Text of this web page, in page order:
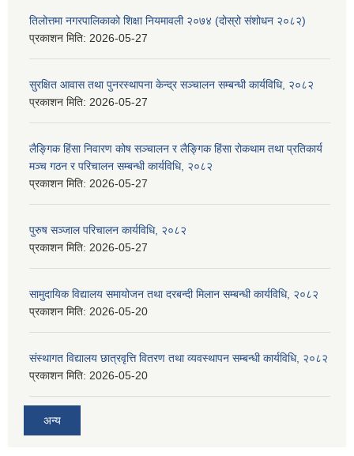
तिलोत्तमा नगरपालिकाको शिक्षा नियमावली २०७४ (दोस्रो संशोधन २०८२)
प्रकाशन मिति: 2026-05-27
सुरक्षित आवास तथा पुनरस्थापना केन्द्र सञ्चालन सम्बन्धी कार्यविधि, २०८२
प्रकाशन मिति: 2026-05-27
लैङ्गिक हिंसा निवारण कोष सञ्चालन र लैङ्गिक हिंसा रोकथाम तथा प्रतिकार्य
मञ्च गठन र परिचालन सम्बन्धी कार्यविधि, २०८२
प्रकाशन मिति: 2026-05-27
पुरुष सञ्जाल परिचालन कार्यविधि, २०८२
प्रकाशन मिति: 2026-05-27
सामुदायिक विद्यालय समायोजन तथा दरबन्दी मिलान सम्बन्धी कार्यविधि, २०८२
प्रकाशन मिति: 2026-05-20
संस्थागत विद्यालय छात्रवृत्ति वितरण तथा व्यवस्थापन सम्बन्धी कार्यविधि, २०८२
प्रकाशन मिति: 2026-05-20
अन्य